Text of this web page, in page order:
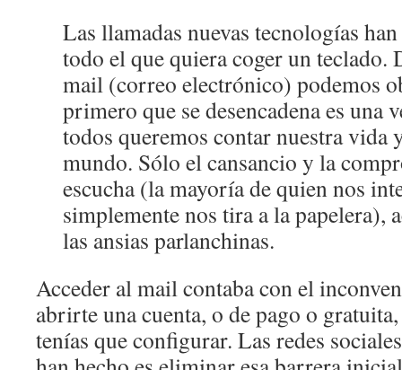
Las llamadas nuevas tecnologías
todo el que quiera coger un teclado.
mail (correo electrónico) podemos
primero que se desencadena es una
todos queremos contar nuestra vida
mundo. Sólo el cansancio y la
escucha (la mayoría de quien nos
simplemente nos tira a la papelera),
las ansias parlanchinas.
Acceder al mail contaba con el
abrirte una cuenta, o de pago o
tenías que configurar. Las redes